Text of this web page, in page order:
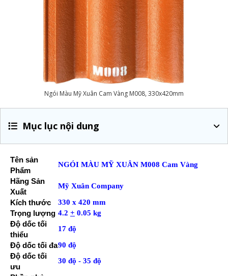
Ngói Màu Mỹ Xuân Cam Vàng M008, 330x420mm
Mục lục nội dung
Tên sản
Phẩm
NGÓI MÀU MỸ XUÂN M008 Cam Vàng
Hãng Sản
Xuất
Mỹ Xuân Company
Kích thước 330 x 420 mm
Trọng lượng 4.2 + 0.05 kg
Độ dốc tối
thiểu
17 độ
Độ dốc tối đa90 độ
Độ dốc tối
ưu
30 độ - 35 độ